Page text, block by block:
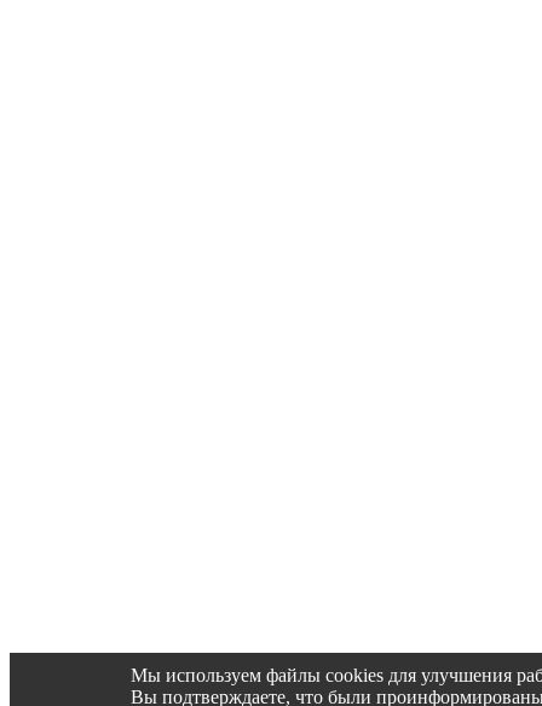
Мы используем файлы cookies для улучшения
Вы подтверждаете, что были